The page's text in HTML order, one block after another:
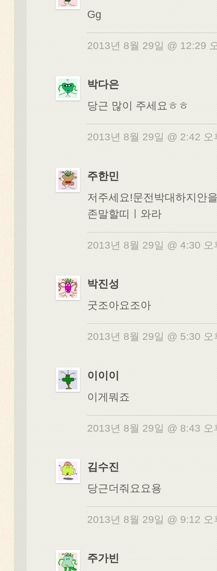
Gg
2013년 8월 29일 @ 12:29
박다은
당근 많이 주세요ㅎㅎ
2013년 8월 29일 @ 2:42
주한민
저주세요!문전박대하지안
존말할띠ㅣ와라
2013년 8월 29일 @ 4:30
박진성
굿조아요조아
2013년 8월 29일 @ 5:30
이이이
이게뭐죠
2013년 8월 29일 @ 8:43
김수진
당근더줘요요용
2013년 8월 29일 @ 9:12
주가빈